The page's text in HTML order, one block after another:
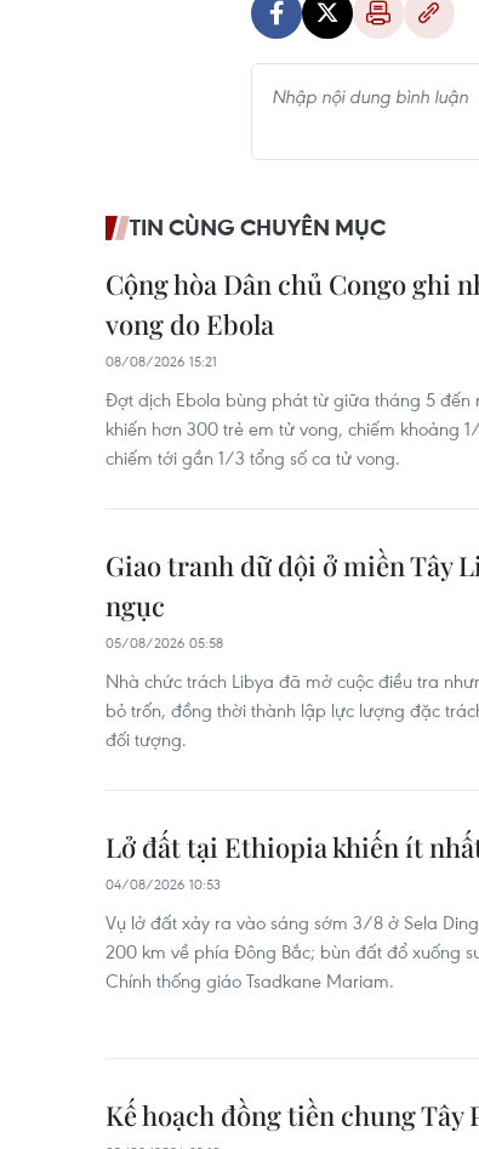
TIN CÙNG CHUYÊN MỤC
Cộng hòa Dân chủ Congo ghi
vong do Ebola
08/08/2026 15:21
Đợt dịch Ebola bùng phát từ giữa tháng 5 đến
khiến hơn 300 trẻ em tử vong, chiếm khoảng
chiếm tới gần 1/3 tổng số ca tử vong.
Giao tranh dữ dội ở miền Tây
ngục
05/08/2026 05:58
Nhà chức trách Libya đã mở cuộc điều tra
bỏ trốn, đồng thời thành lập lực lượng đặc
đối tượng.
Lở đất tại Ethiopia khiến ít
04/08/2026 10:53
Vụ lở đất xảy ra vào sáng sớm 3/8 ở Sela
200 km về phía Đông Bắc; bùn đất đổ xuống
Chính thống giáo Tsadkane Mariam.
Kế hoạch đồng tiền chung